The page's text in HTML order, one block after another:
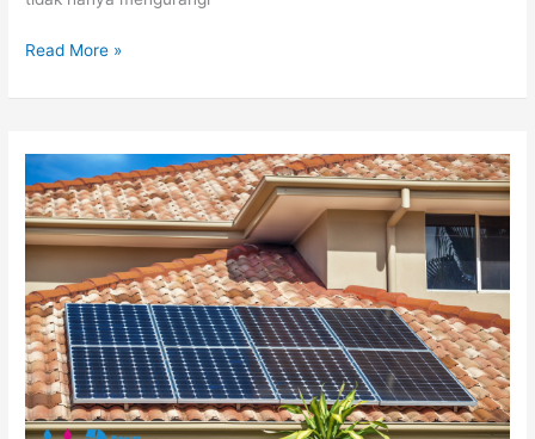
Read More »
Pemanfaatan
Panel
Surya
100
untuk
Solusi
Listrik
Mandiri
Skala
Kecil